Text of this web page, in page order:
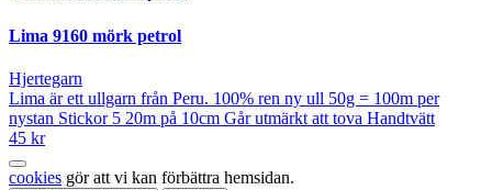
Lima 9160 mörk petrol
Hjertegarn
Lima är ett ullgarn från Peru. 100% ren ny ull 50g = 100m per
nystan Stickor 5 20m på 10cm Går utmärkt att tova Handtvätt
45 kr
cookies gör att vi kan förbättra hemsidan.